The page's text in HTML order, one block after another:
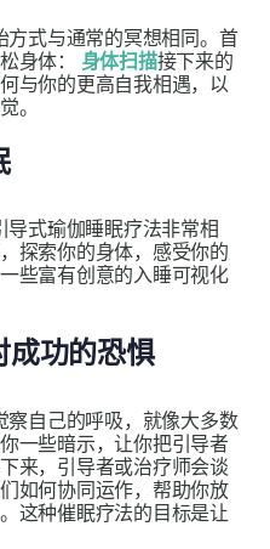
式与通常的冥想相同。首
身体： 身体扫描接下来的
与你的更高自我相遇，以
。
导式瑜伽睡眠疗法非常相
探索你的身体，感受你的
些富有创意的入睡可视化
成功的恐惧
自己的呼吸，就像大多数
一些暗示，让你把引导者
来，引导者或治疗师会谈
如何协同运作，帮助你放
这种催眠疗法的目标是让